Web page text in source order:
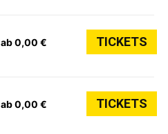
ab 0,00 € TICKETS
ab 0,00 € TICKETS